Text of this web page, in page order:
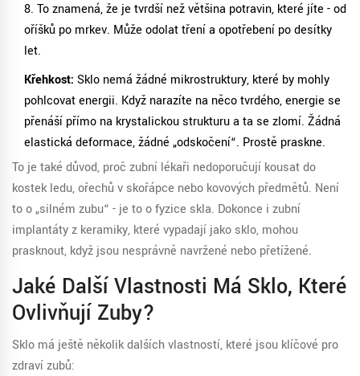
8. To znamená, že je tvrdší než většina potravin, které jíte - od
oříšků po mrkev. Může odolat tření a opotřebení po desítky
let.
Křehkost: Sklo nemá žádné mikrostruktury, které by mohly
pohlcovat energii. Když narazíte na něco tvrdého, energie se
přenáší přímo na krystalickou strukturu a ta se zlomí. Žádná
elastická deformace, žádné „odskočení“. Prostě praskne.
To je také důvod, proč zubní lékaři nedoporučují kousat do
kostek ledu, ořechů v skořápce nebo kovových předmětů. Není
to o „silném zubu“ - je to o fyzice skla. Dokonce i zubní
implantáty z keramiky, které vypadají jako sklo, mohou
prasknout, když jsou nesprávně navržené nebo přetížené.
Jaké Další Vlastnosti Má Sklo, Které
Ovlivňují Zuby?
Sklo má ještě několik dalších vlastností, které jsou klíčové pro
zdraví zubů: